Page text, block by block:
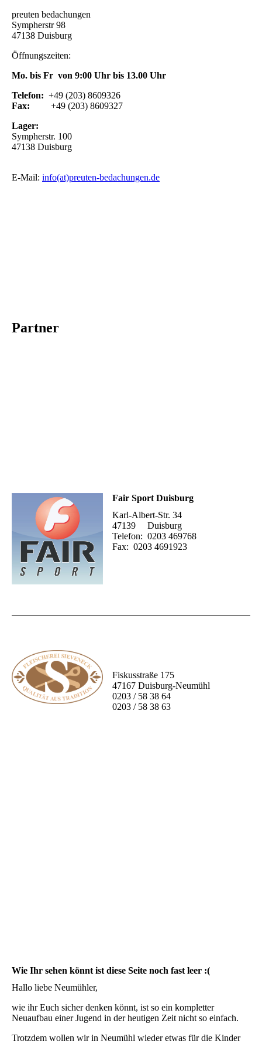
preuten bedachungen
Sympherstr 98
47138 Duisburg
Öffnungszeiten:
Mo. bis Fr von 9:00 Uhr bis 13.00 Uhr
Telefon: +49 (203) 8609326
Fax: +49 (203) 8609327
Lager:
Sympherstr. 100
47138 Duisburg
E-Mail: info(at)preuten-bedachungen.de
Partner
Fair Sport Duisburg
Karl-Albert-Str. 34
47139 Duisburg
Telefon: 0203 469768
Fax: 0203 4691923
Fiskusstraße 175
47167 Duisburg-Neumühl
0203 / 58 38 64
0203 / 58 38 63
Wie Ihr sehen könnt ist diese Seite noch fast leer :(
Hallo liebe Neumühler,
wie ihr Euch sicher denken könnt, ist so ein kompletter
Neuaufbau einer Jugend in der heutigen Zeit nicht so einfach.
Trotzdem wollen wir in Neumühl wieder etwas für die Kinder